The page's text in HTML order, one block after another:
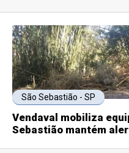
São Sebastião - SP
Vendaval mobiliza
Sebastião mantém